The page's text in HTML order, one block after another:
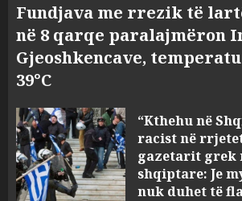
Fundjava me rrezik të
në 8 qarqe paralajmëron
Gjeoshkencave,
39°C
“Kthehu në
racist në
gazetarit grek
shqiptare: Je
nuk duhet të